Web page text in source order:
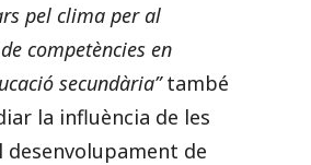
pel clima per al
competències en
secundària”també
la influència de les
desenvolupament de